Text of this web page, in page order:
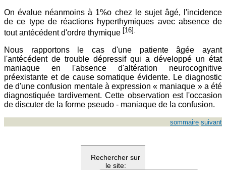
On évalue néanmoins à 1%o chez le sujet âgé, l'incidence
de ce type de réactions hyperthymiques avec absence de
tout antécédent d'ordre thymique [16].
Nous rapportons le cas d'une patiente âgée ayant
l'antécédent de trouble dépressif qui a développé un état
maniaque en l'absence d'altération neurocognitive
préexistante et de cause somatique évidente. Le diagnostic
de d'une confusion mentale à expression « maniaque » a été
diagnostiquée tardivement. Cette observation est l'occasion
de discuter de la forme pseudo - maniaque de la confusion.
sommaire suivant
Rechercher sur
le site: